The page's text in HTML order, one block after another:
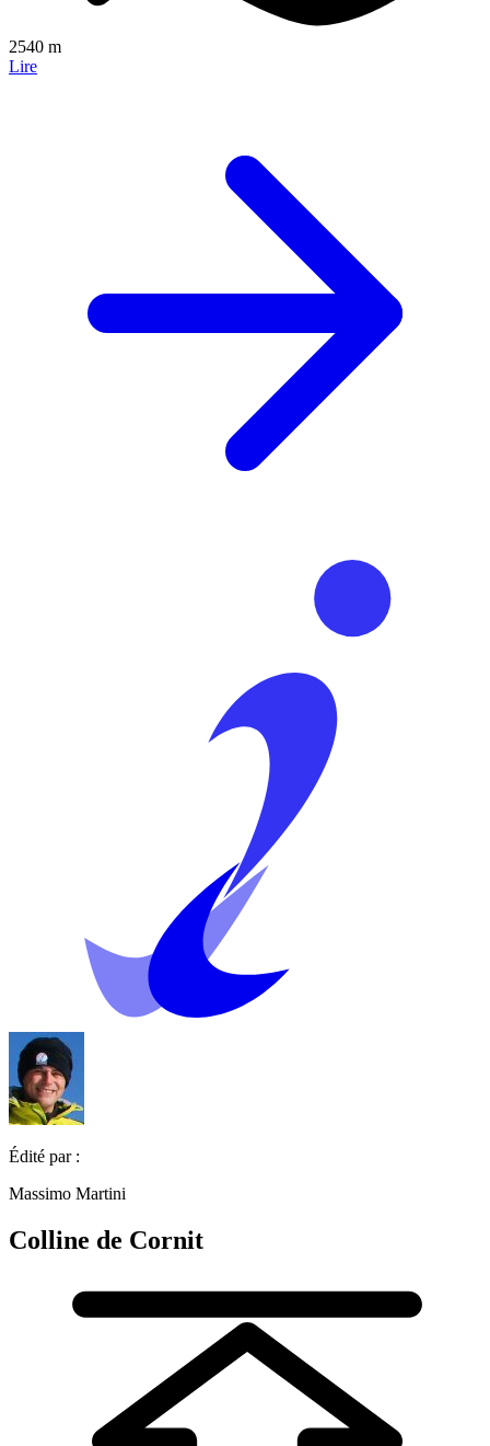
2540 m
Lire
Édité par :
Massimo Martini
Colline de Cornit